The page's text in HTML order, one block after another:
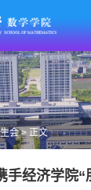
会> 正文
手经济学院“